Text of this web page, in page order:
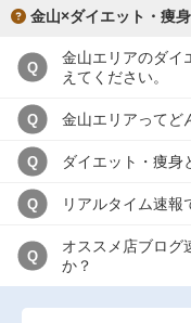
金山×ダイエット・痩
Q
金山エリアのダイ
えてください。
Q 金山エリアってど
Q ダイエット・痩身
Q リアルタイム速報
Q
オススメ店ブログ
か？